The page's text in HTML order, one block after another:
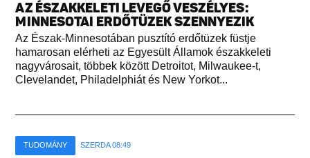
AZ ÉSZAKKELETI LEVEGŐ VESZÉLYES:
MINNESOTAI ERDŐTÜZEK SZENNYEZIK
Az Észak-Minnesotában pusztító erdőtüzek füstje
hamarosan elérheti az Egyesült Államok északkeleti
nagyvárosait, többek között Detroitot, Milwaukee-t,
Clevelandet, Philadelphiát és New Yorkot...
TUDOMÁNY SZERDA 08:49